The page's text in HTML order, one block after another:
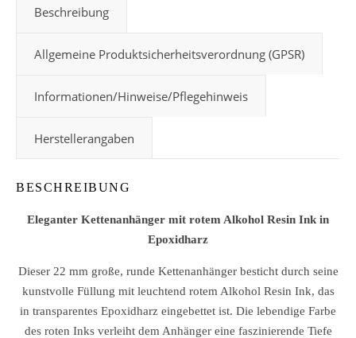
Beschreibung
Allgemeine Produktsicherheitsverordnung (GPSR)
Informationen/Hinweise/Pflegehinweis
Herstellerangaben
BESCHREIBUNG
Eleganter Kettenanhänger mit rotem Alkohol Resin Ink in
Epoxidharz
Dieser 22 mm große, runde Kettenanhänger besticht durch seine
kunstvolle Füllung mit leuchtend rotem Alkohol Resin Ink, das
in transparentes Epoxidharz eingebettet ist. Die lebendige Farbe
des roten Inks verleiht dem Anhänger eine faszinierende Tiefe